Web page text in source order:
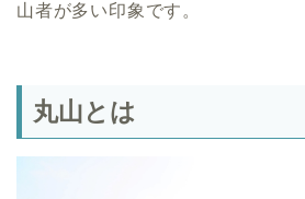
山者が多い印象です。
丸山とは